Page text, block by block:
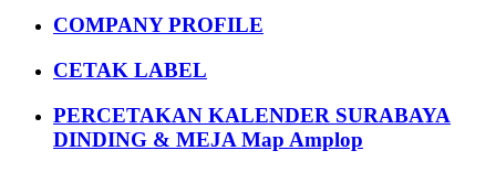
COMPANY PROFILE
CETAK LABEL
PERCETAKAN KALENDER SURABAYA
DINDING & MEJA Map Amplop